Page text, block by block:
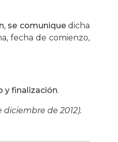
, se comuniquedicha
fecha de comienzo,
y finalización.
diciembre de 2012).